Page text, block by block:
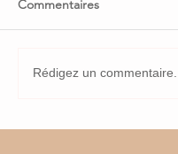
Commentaires
Rédigez un commentaire...